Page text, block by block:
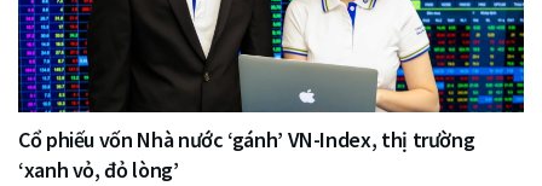
Cổ phiếu vốn Nhà nước ‘gánh’ VN-Index, thị trường
‘xanh vỏ, đỏ lòng’